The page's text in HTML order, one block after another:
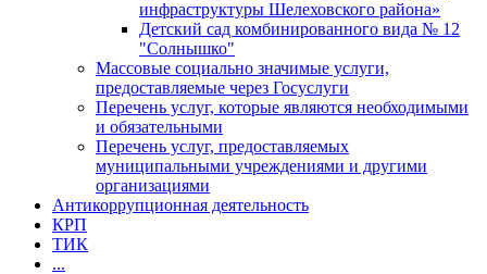
инфраструктуры Шелеховского района»
Детский сад комбинированного вида № 12
"Солнышко"
Массовые социально значимые услуги,
предоставляемые через Госуслуги
Перечень услуг, которые являются необходимыми
и обязательными
Перечень услуг, предоставляемых
муниципальными учреждениями и другими
организациями
Антикоррупционная деятельность
КРП
ТИК
...